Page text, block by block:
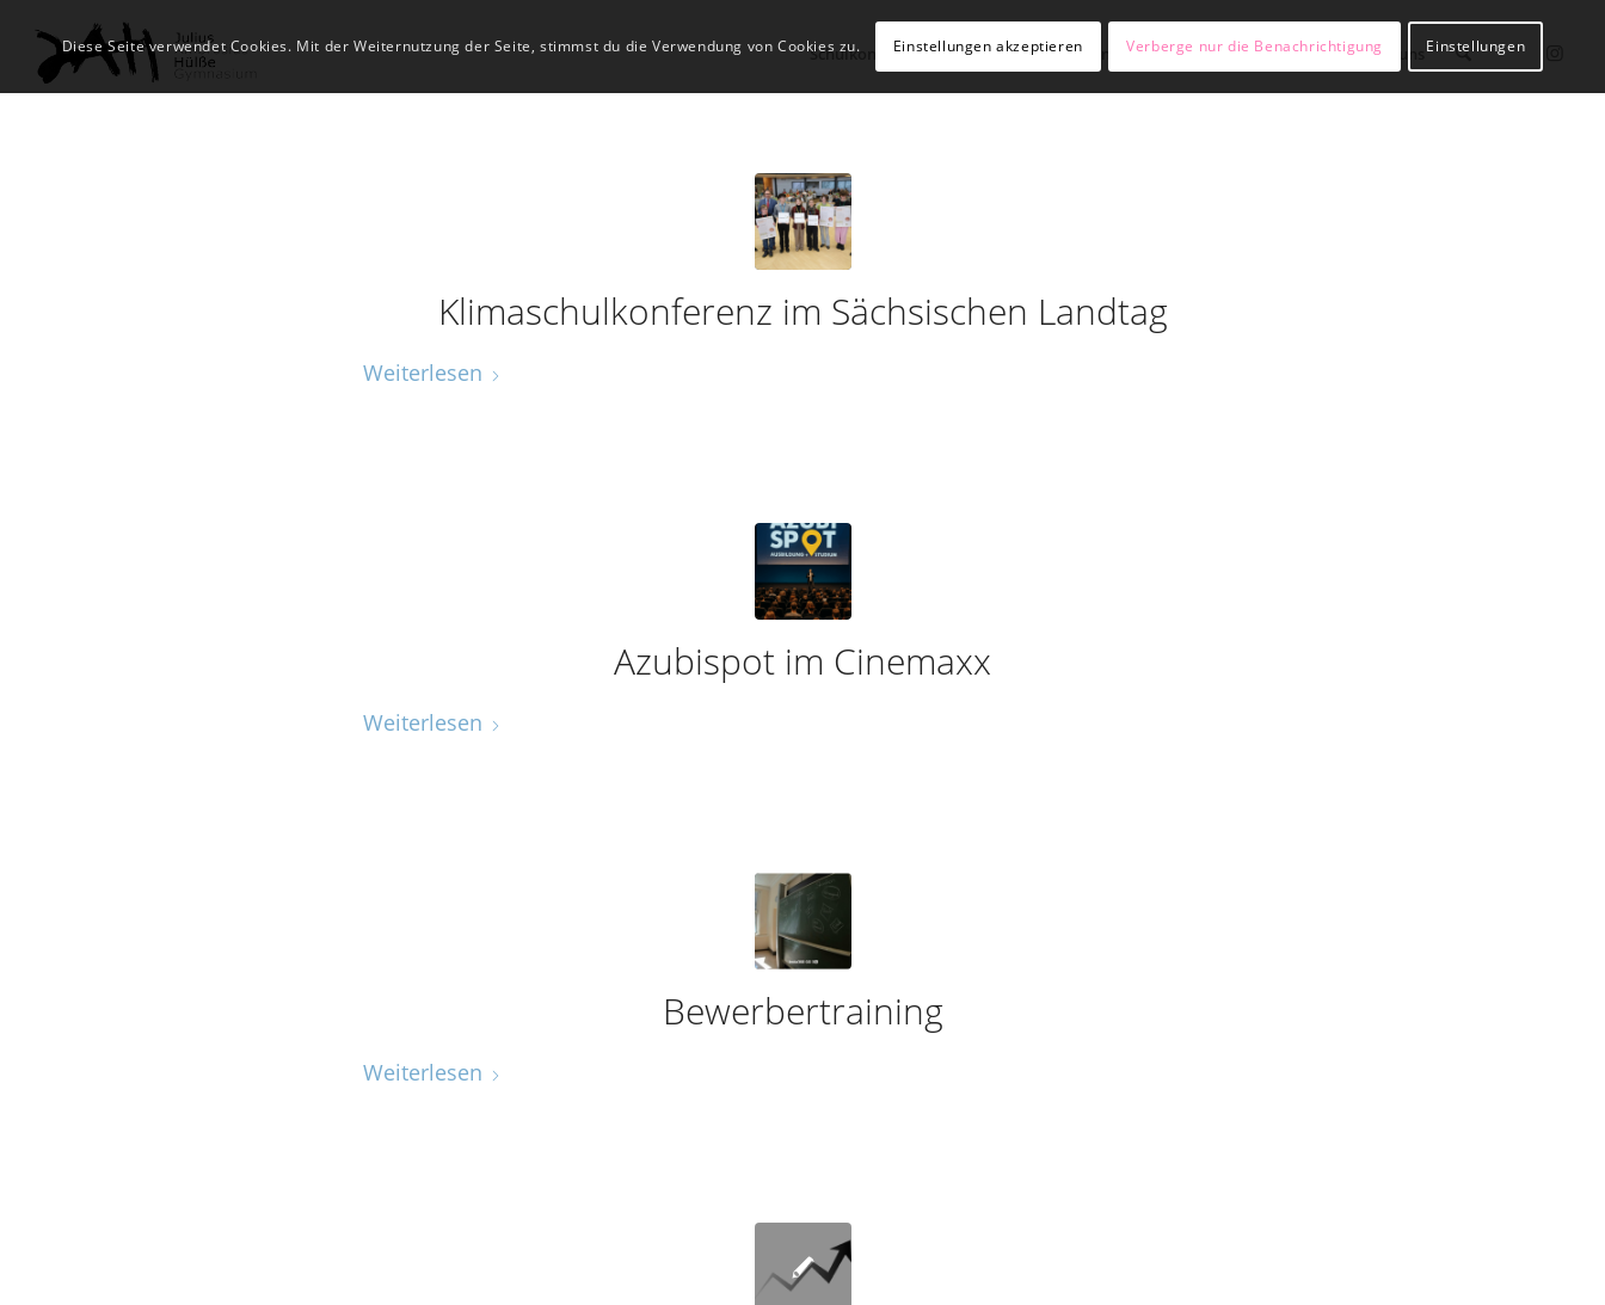
Schulkonzept Schulleben Hülßianer werden Hülßianer sein Über uns
Klimaschulkonferenz im Sächsischen Landtag
Weiterlesen
Azubispot im Cinemaxx
Weiterlesen
Bewerbertraining
Weiterlesen
Diese Seite verwendet Cookies. Mit der Weiternutzung der Seite, stimmst du die Verwendung von Cookies zu. Einstellungen akzeptieren Verberge nur die Benachrichtigung Einstellungen